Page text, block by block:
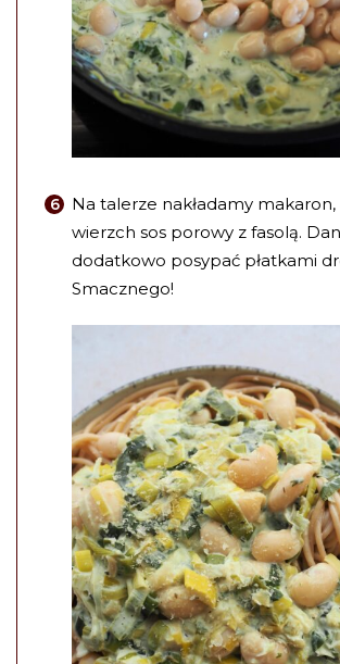
Na talerze nakładamy makaron,
wierzch sos porowy z fasolą.
dodatkowo posypać płatkami
Smacznego!